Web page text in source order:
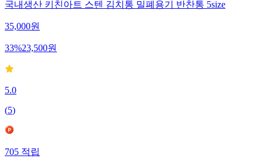
국내생산 키친아트 스텐 김치통 밀폐용기 반찬통 5size
35,000원
33%23,500원
5.0
(5)
705 적립